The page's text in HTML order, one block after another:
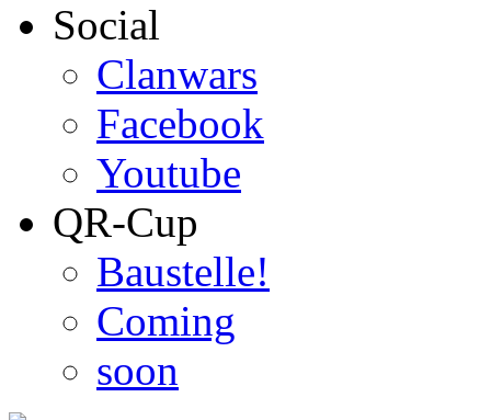
Social
Clanwars
Facebook
Youtube
QR-Cup
Baustelle!
Coming
soon